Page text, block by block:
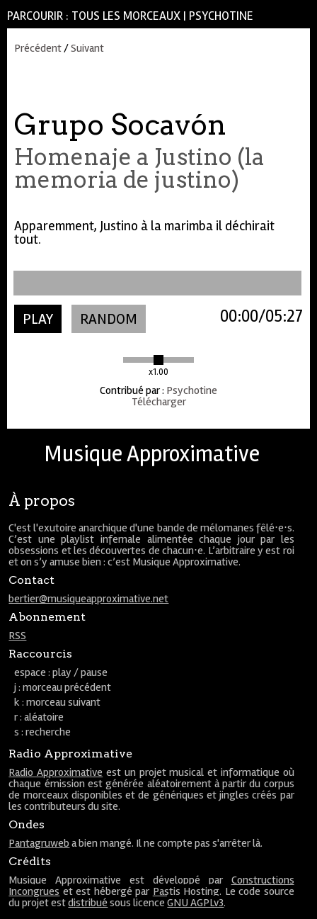
PARCOURIR : TOUS LES MORCEAUX | PSYCHOTINE
Précédent/Suivant
Grupo Socavón
Homenaje a Justino (la
memoria de justino)
Apparemment, Justino à la marimba il déchirait
tout.
PLAY RANDOM
x1.00
05:27
00:00
Contribué par: Psychotine
Télécharger
Musique Approximative
À propos
C'est l'exutoire anarchique d'une bande de mélomanes fêlé⋅e⋅s.
C’est une playlist infernale alimentée chaque jour par les
obsessions et les découvertes de chacun⋅e. L’arbitraire y est roi
et on s’y amuse bien : c’est Musique Approximative.
Contact
bertier@musiqueapproximative.net
Abonnement
RSS
Raccourcis
espace : play / pause
j : morceau précédent
k : morceau suivant
r : aléatoire
s : recherche
Radio Approximative
Radio Approximative est un projet musical et informatique où
chaque émission est générée aléatoirement à partir du corpus
de morceaux disponibles et de génériques et jingles créés par
les contributeurs du site.
Ondes
Pantagruweb a bien mangé. Il ne compte pas s'arrêter là.
Crédits
Musique Approximative est développé par Constructions
Incongrues et est hébergé par Pastis Hosting. Le code source
du projet estdistribué sous licenceGNU AGPLv3.